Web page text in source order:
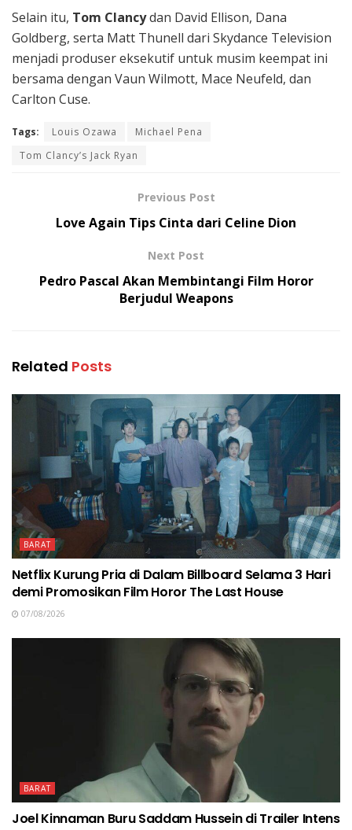
Selain itu, Tom Clancydan David Ellison, Dana
Goldberg, serta Matt Thunell dari Skydance Television
menjadi produser eksekutif untuk musim keempat ini
bersama dengan Vaun Wilmott, Mace Neufeld, dan
Carlton Cuse.
Tags: Louis Ozawa
Michael Pena
Tom Clancy’s Jack Ryan
Previous Post
Love Again Tips Cinta dari Celine Dion
Next Post
Pedro Pascal Akan Membintangi Film Horor
Berjudul Weapons
Related Posts
BARAT
Netflix Kurung Pria di Dalam Billboard Selama 3 Hari
demi Promosikan Film Horor The Last House
07/08/2026
BARAT
Joel Kinnaman Buru Saddam Hussein di Trailer Intens